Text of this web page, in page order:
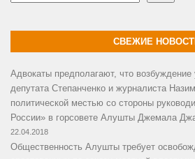
СВЕЖИЕ
Адвокаты предполагают, что возбуждение
депутата Степанченко и журналиста
политической местью со стороны
России» в горсовете Алушты Джемала
22.04.2018
Общественность Алушты требует